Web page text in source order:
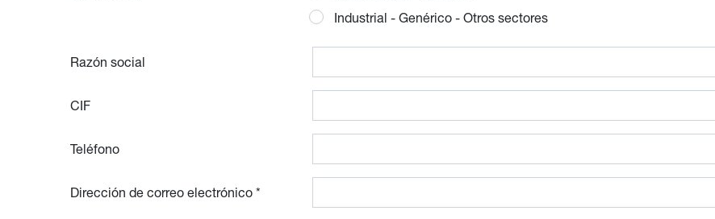
Industrial - Genérico - Otros sectores
Razón social
CIF
Teléfono
Dirección de correo electrónico *